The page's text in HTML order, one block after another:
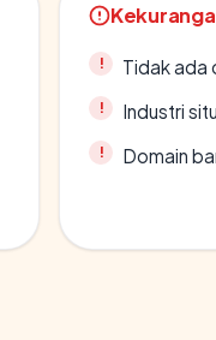
Tidak ada
Industri
Domain